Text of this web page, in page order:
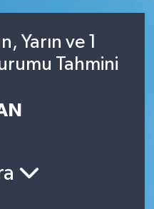
Yarın ve 1
Tahmini